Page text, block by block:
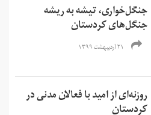
جنگل‌خواری، تیشه به ریشه
جنگل‌های کردستان
۲۱ اردیبهشت ۱۳۹۹
روزنه‌ای از امید با فعالان مدنی در
کردستان